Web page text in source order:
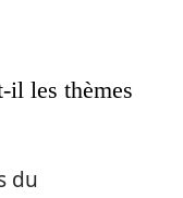
il les thèmes
du